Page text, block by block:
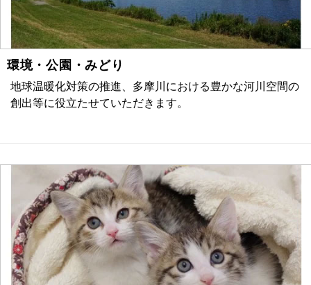
環境・公園・みどり
地球温暖化対策の推進、多摩川における豊かな河川空間の
創出等に役立たせていただきます。